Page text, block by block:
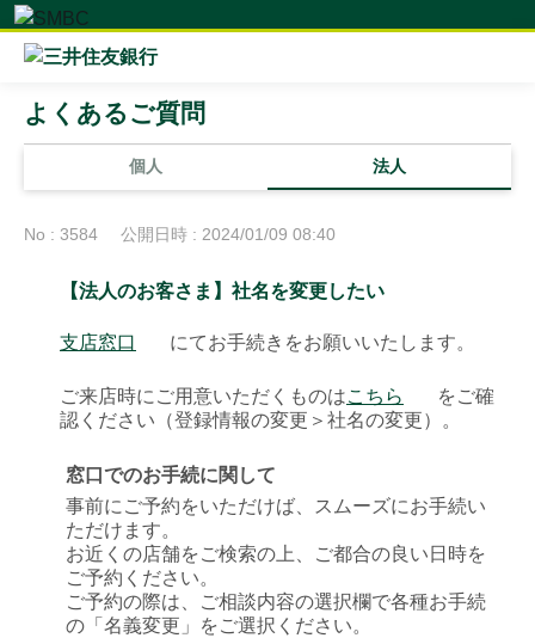
個人 法人
よくあるご質問
No : 3584 公開日時 : 2024/01/09 08:40
【法人のお客さま】社名を変更したい
支店窓口 にてお手続きをお願いいたします。
ご来店時にご用意いただくものはこちら
をご確
認ください（登録情報の変更＞社名の変更）。
窓口でのお手続に関して
事前にご予約をいただけば、スムーズにお手続い
ただけます。
お近くの店舗をご検索の上、ご都合の良い日時を
ご予約ください。
ご予約の際は、ご相談内容の選択欄で各種お手続
の「名義変更」をご選択ください。